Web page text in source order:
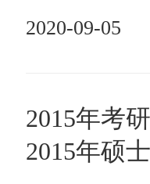
2020-09-05
2015年考
2015年硕